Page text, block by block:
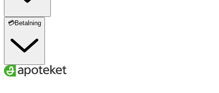
💳Betalning